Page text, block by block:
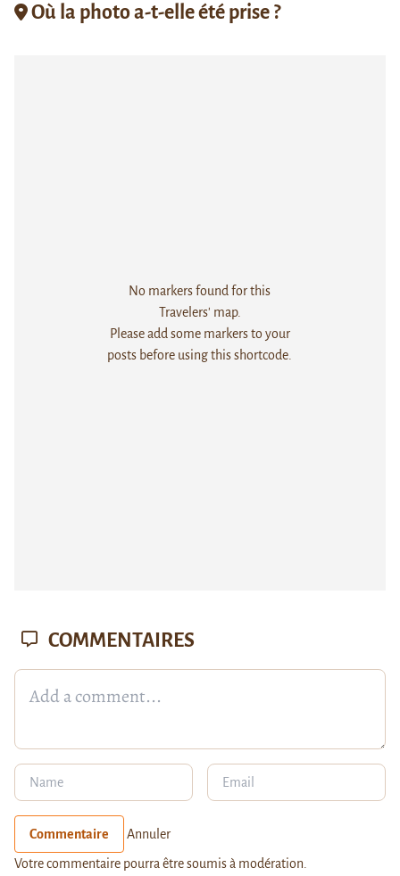
Où la photo a-t-elle été prise ?
No markers found for this
Travelers' map.
Please add some markers to your
posts before using this shortcode.
COMMENTAIRES
Commentaire Annuler
Votre commentaire pourra être soumis à modération.